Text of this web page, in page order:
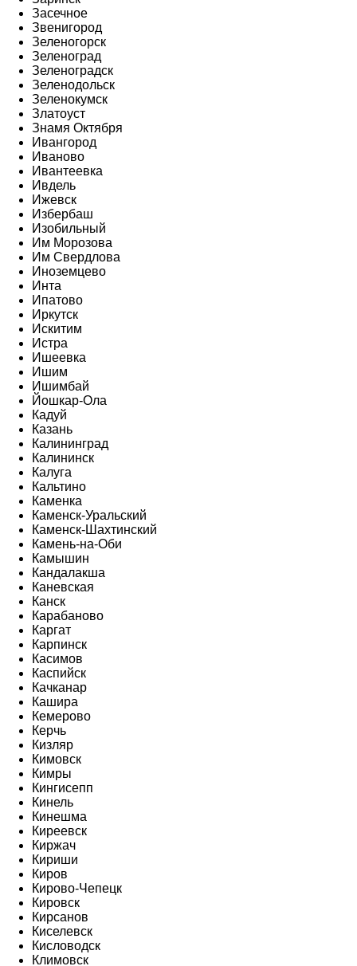
Засечное
Звенигород
Зеленогорск
Зеленоград
Зеленоградск
Зеленодольск
Зеленокумск
Златоуст
Знамя Октября
Ивангород
Иваново
Ивантеевка
Ивдель
Ижевск
Избербаш
Изобильный
Им Морозова
Им Свердлова
Иноземцево
Инта
Ипатово
Иркутск
Искитим
Истра
Ишеевка
Ишим
Ишимбай
Йошкар-Ола
Кадуй
Казань
Калининград
Калининск
Калуга
Кальтино
Каменка
Каменск-Уральский
Каменск-Шахтинский
Камень-на-Оби
Камышин
Кандалакша
Каневская
Канск
Карабаново
Каргат
Карпинск
Касимов
Каспийск
Качканар
Кашира
Кемерово
Керчь
Кизляр
Кимовск
Кимры
Кингисепп
Кинель
Кинешма
Киреевск
Киржач
Кириши
Киров
Кирово-Чепецк
Кировск
Кирсанов
Киселевск
Кисловодск
Климовск